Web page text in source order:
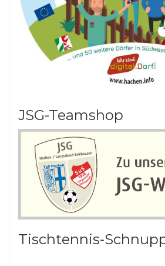
JSG-Teamshop
Tischtennis-